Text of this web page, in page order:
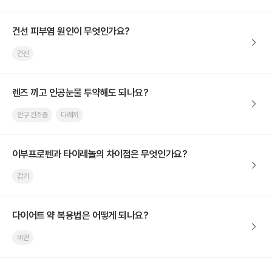
건선 피부염 원인이 무엇인가요?
건선
렌즈 끼고 인공눈물 투약해도 되나요?
안구 건조증 다래끼
이부프로펜과 타이레놀의 차이점은 무엇인가요?
감기
다이어트 약 복용법은 어떻게 되나요?
비만